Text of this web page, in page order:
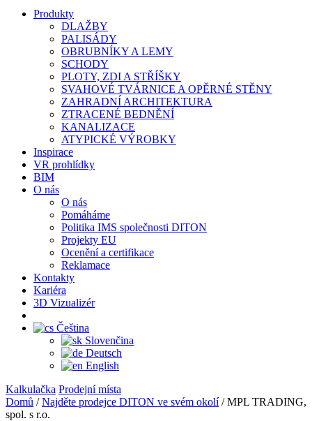
Produkty
DLAŽBY
PALISÁDY
OBRUBNÍKY A LEMY
SCHODY
PLOTY, ZDI A STŘÍŠKY
SVAHOVÉ TVÁRNICE A OPĚRNÉ STĚNY
ZAHRADNÍ ARCHITEKTURA
ZTRACENÉ BEDNĚNÍ
KANALIZACE
ATYPICKÉ VÝROBKY
Inspirace
VR prohlídky
BIM
O nás
O nás
Pomáháme
Politika IMS společnosti DITON
Projekty EU
Ocenění a certifikace
Reklamace
Kontakty
Kariéra
3D Vizualizér
Čeština
Slovenčina
Deutsch
English
Kalkulačka Prodejní místa
Domů /Najděte prodejce DITON ve svém okolí/MPL TRADING,
spol. s r.o.